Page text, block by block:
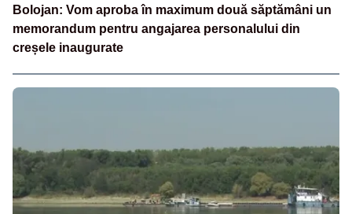
Bolojan: Vom aproba în maximum două săptămâni un
memorandum pentru angajarea personalului din
creșele inaugurate